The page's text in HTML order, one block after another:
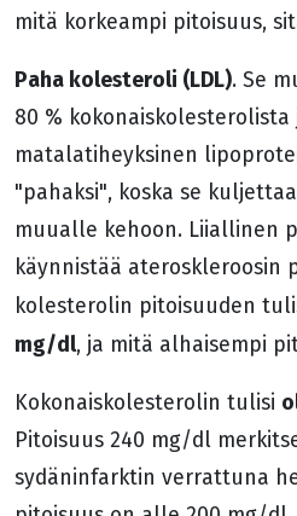
mitä korkeampi pitoisuus,
Paha kolesteroli (LDL). Se
80 % kokonaiskolesterolista
matalatiheyksinen
"pahaksi", koska se
muualle kehoon. Liiallinen
käynnistää ateroskleroosin
kolesterolin pitoisuuden
mg/dl, ja mitä alhaisempi
Kokonaiskolesterolin tulisi
Pitoisuus 240 mg/dl
sydäninfarktin verrattuna